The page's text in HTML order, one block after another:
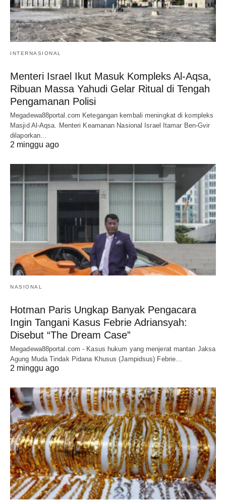
INTERNASIONAL
Menteri Israel Ikut Masuk Kompleks Al-Aqsa,
Ribuan Massa Yahudi Gelar Ritual di Tengah
Pengamanan Polisi
Megadewa88portal.com Ketegangan kembali meningkat di kompleks
Masjid Al-Aqsa. Menteri Keamanan Nasional Israel Itamar Ben-Gvir
dilaporkan…
2 minggu ago
NASIONAL
Hotman Paris Ungkap Banyak Pengacara
Ingin Tangani Kasus Febrie Adriansyah:
Disebut “The Dream Case”
Megadewa88portal.com - Kasus hukum yang menjerat mantan Jaksa
Agung Muda Tindak Pidana Khusus (Jampidsus) Febrie…
2 minggu ago